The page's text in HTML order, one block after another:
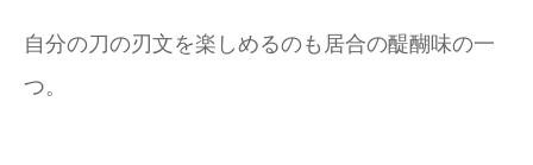
自分の刀の刃文を楽しめるのも居合の醍醐味の一
つ。